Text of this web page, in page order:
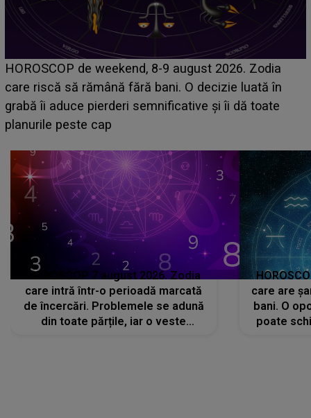
Emanuel a ținut ACEST DETALIU ASCUNS până
acum! În fața Alexandrei, concurentul din Casa Iubirii
face o MĂRTURISIRE NEAȘTEPTATĂ despre mama
sa: "I-am spus și ei în față, eu nu te iubesc pentru
HOROSCOP 7 august 2026. Zodia
care intră într-o perioadă marcată
de încercări. Problemele se adună
din toate părțile, iar o veste
care are
bani. O
poate